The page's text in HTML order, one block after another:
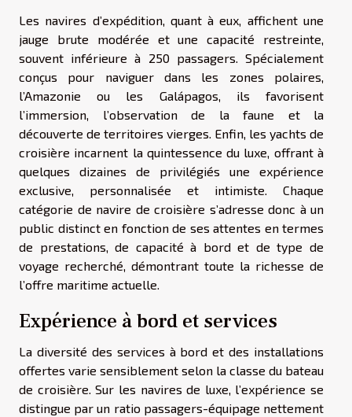
Les navires d’expédition, quant à eux, affichent une
jauge brute modérée et une capacité restreinte,
souvent inférieure à 250 passagers. Spécialement
conçus pour naviguer dans les zones polaires,
l’Amazonie ou les Galápagos, ils favorisent
l’immersion, l’observation de la faune et la
découverte de territoires vierges. Enfin, les yachts de
croisière incarnent la quintessence du luxe, offrant à
quelques dizaines de privilégiés une expérience
exclusive, personnalisée et intimiste. Chaque
catégorie de navire de croisière s’adresse donc à un
public distinct en fonction de ses attentes en termes
de prestations, de capacité à bord et de type de
voyage recherché, démontrant toute la richesse de
l’offre maritime actuelle.
Expérience à bord et services
La diversité des services à bord et des installations
offertes varie sensiblement selon la classe du bateau
de croisière. Sur les navires de luxe, l’expérience se
distingue par un ratio passagers-équipage nettement